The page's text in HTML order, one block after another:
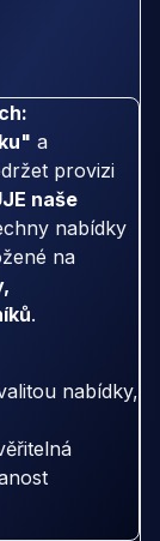
a
provizi
naše
nabídky
na
.
nabídky,